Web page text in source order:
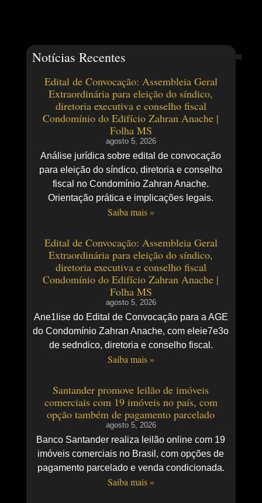
Notícias Recentes
Edital de Convocação: Assembleia Geral
Extraordinária para eleição do síndico,
diretoria executiva e conselho fiscal
Condomínio do Edifício Zahran Anache |
Folha MS
agosto 5, 2026
Análise jurídica sobre edital de convocação
para eleição do síndico, diretoria e conselho
fiscal no Condomínio Zahran Anache.
Orientação prática e implicações legais.
Saiba mais »
Edital de Convocação: Assembleia Geral
Extraordinária para eleição do síndico,
diretoria executiva e conselho fiscal
Condomínio do Edifício Zahran Anache |
Folha MS
agosto 5, 2026
Ane1lise do Edital de Convocação para a AGE
do Condomínio Zahran Anache, com eleie7e3o
de sedndico, diretoria e conselho fiscal.
Saiba mais »
Santander promove leilão de imóveis
comerciais com 19 imóveis no país, com
opção também de pagamento parcelado
agosto 5, 2026
Banco Santander realiza leilão online com 19
imóveis comerciais no Brasil, com opções de
pagamento parcelado e venda condicionada.
Saiba mais »